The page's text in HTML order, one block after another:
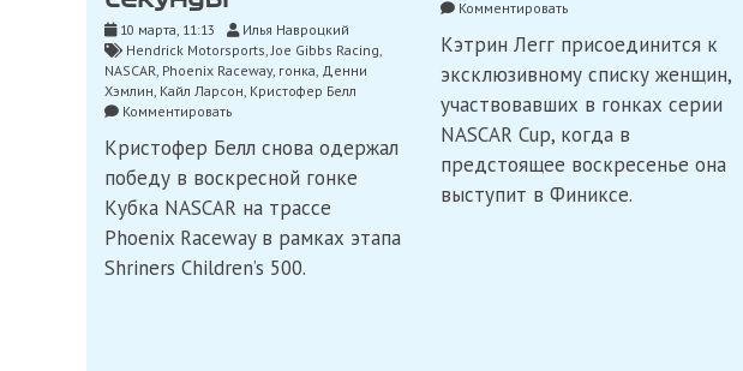
10 марта, 11:13
Илья Навроцкий
Hendrick Motorsports Joe Gibbs Racing
NASCAR Phoenix Raceway, гонка Денни
Хэмлин Кайл Ларсон Кристофер Белл
Комментироватьon
одержал
третью
победу
подряд
в
NASCAR,
обойдя
Кристофер Белл снова одержал
победу в воскресной гонке
Кубка NASCAR на трассе
Phoenix Raceway в рамках этапа
Shriners Children’s 500.
Комментироватьon
дебютирует
в
Кубке
NASCAR
в
Финиксе
Кэтрин Легг присоединится к
эксклюзивному списку женщин,
участвовавших в гонках серии
NASCAR Cup, когда в
предстоящее воскресенье она
выступит в Финиксе.